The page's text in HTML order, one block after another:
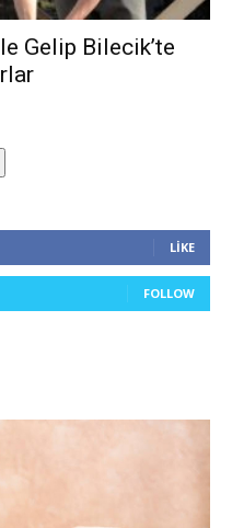
Gelip Bilecik’te
LIKE
FOLLOW